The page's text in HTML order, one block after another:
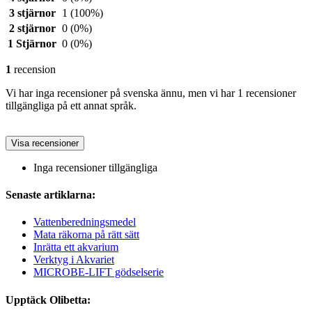
3 stjärnor
1 (100%)
2 stjärnor 0 (0%)
1 Stjärnor 0 (0%)
1 recension
Vi har inga recensioner på svenska ännu, men vi har 1 recensioner
tillgängliga på ett annat språk.
Visa recensioner
Inga recensioner tillgängliga
Senaste artiklarna:
Vattenberedningsmedel
Mata räkorna på rätt sätt
Inrätta ett akvarium
Verktyg i Akvariet
MICROBE-LIFT gödselserie
Upptäck Olibetta: